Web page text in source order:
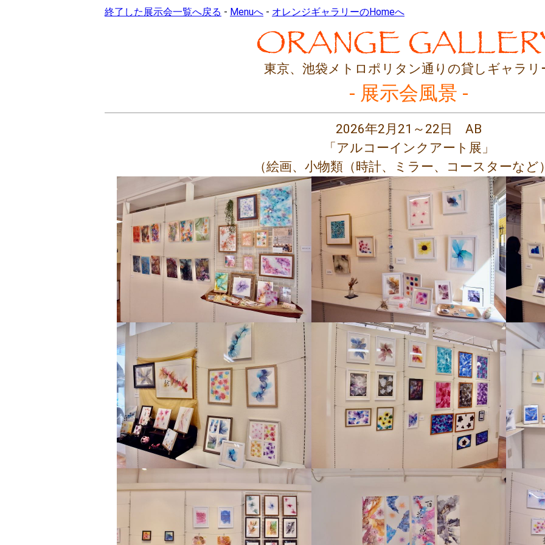
終了した展示会一覧へ戻る - Menuへ - オレンジギャラリーのHomeへ
東京、 池袋メトロポリタン通りの貸しギャラリ
- 展示会風景 -
2026年2月21～22日 AB
「アルコーインクアート展」
（絵画、小物類（時計、ミラー、コースターなど